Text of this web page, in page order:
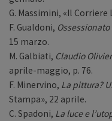
G. Massimini, «Il
F. Gualdoni,
15 marzo.
M. Galbiati, Claudio
aprile-maggio, p. 76.
F. Minervino, La pittura?
Stampa», 22 aprile.
C. Spadoni, La luce e